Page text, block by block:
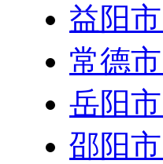
益阳
常德
岳阳
邵阳